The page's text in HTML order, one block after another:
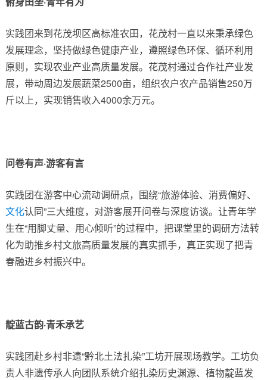
实践团来到花茂坝区高标准农田，花茂村一直以来秉承绿色
发展理念，坚持做绿色健康产业，遵照绿色环保、循环利用
原则，实现农业产业高质量发展。花茂村通过合作社产业发
展，带动周边发展蔬菜2500亩，组织农户农产品销售250万
斤以上，实现销售收入4000余万元。
问卷有声·游客有言
实践团在游客中心流动调研点，围绕“旅游体验、消费偏好、
文化认同”三大维度，对游客展开问卷与深度访谈。让青年学
生在“用脚丈量、用心倾听”的过程中，把课堂里的调研方法转
化为助推乡村文旅高质量发展的真实抓手，真正实现了把青
春融进乡村振兴中。
靛蓝古韵·青禾承艺
实践团赴乡村非遗“黔北土法扎染”工坊开展现场教学。工坊负
责人非遗传承人向团队系统介绍扎染历史渊源、植物靛蓝发